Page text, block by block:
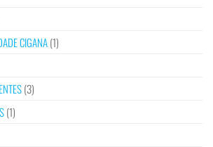
CIGANA(1)
(3)
(1)